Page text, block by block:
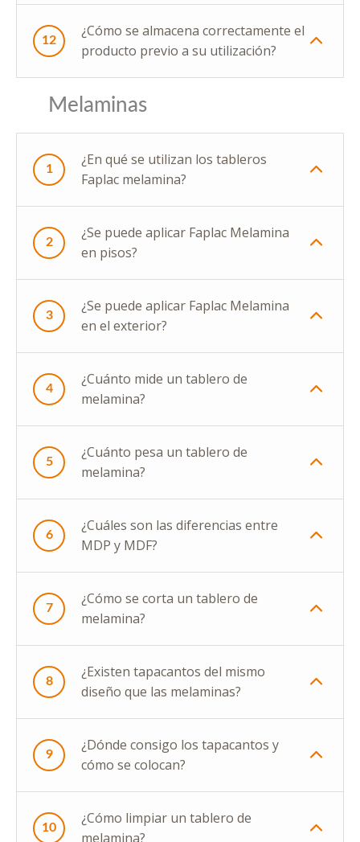
12
¿Cómo se almacena correctamente el
producto previo a su utilización?
Melaminas
1
¿En qué se utilizan los tableros
Faplac melamina?
2
¿Se puede aplicar Faplac Melamina
en pisos?
3
¿Se puede aplicar Faplac Melamina
en el exterior?
4
¿Cuánto mide un tablero de
melamina?
5
¿Cuánto pesa un tablero de
melamina?
6
¿Cuáles son las diferencias entre
MDP y MDF?
7
¿Cómo se corta un tablero de
melamina?
8
¿Existen tapacantos del mismo
diseño que las melaminas?
9
¿Dónde consigo los tapacantos y
cómo se colocan?
10
¿Cómo limpiar un tablero de
melamina?